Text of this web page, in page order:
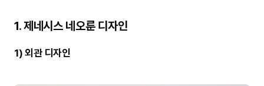
1. 제네시스 네오룬 디자인
1) 외관 디자인